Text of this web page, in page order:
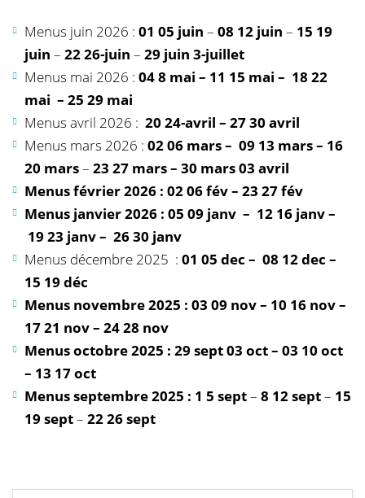
Menus juin 2026 : 01 05 juin – 08 12 juin – 15 19
juin – 22 26-juin – 29 juin 3-juillet
Menus mai 2026 : 04 8 mai – 11 15 mai – 18 22
mai – 25 29 mai
Menus avril 2026 : 20 24-avril – 27 30 avril
Menus mars 2026 : 02 06 mars – 09 13 mars – 16
20 mars– 23 27 mars – 30 mars 03 avril
Menus février 2026 : 02 06 fév – 23 27 fév
Menus janvier 2026 : 05 09 janv – 12 16 janv –
19 23 janv – 26 30 janv
Menus décembre 2025 : 01 05 dec – 08 12 dec –
15 19 déc
Menus novembre 2025 : 03 09 nov – 10 16 nov –
17 21 nov – 24 28 nov
Menus octobre 2025 : 29 sept 03 oct – 03 10 oct
– 13 17 oct
Menus septembre 2025 : 1 5 sept– 8 12 sept– 15
19 sept– 22 26 sept